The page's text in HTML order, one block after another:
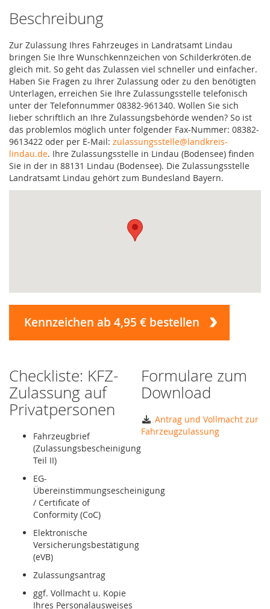
Beschreibung
Zur Zulassung Ihres Fahrzeuges in Landratsamt Lindau
bringen Sie Ihre Wunschkennzeichen von Schilderkröten.de
gleich mit. So geht das Zulassen viel schneller und einfacher.
Haben Sie Fragen zu Ihrer Zulassung oder zu den benötigten
Unterlagen, erreichen Sie Ihre Zulassungsstelle telefonisch
unter der Telefonnummer 08382-961340. Wollen Sie sich
lieber schriftlich an Ihre Zulassungsbehörde wenden? So ist
das problemlos möglich unter folgender Fax-Nummer: 08382-
9613422 oder per E-Mail: zulassungsstelle@landkreis-
lindau.de. Ihre Zulassungsstelle in Lindau (Bodensee) finden
Sie in der in 88131 Lindau (Bodensee). Die Zulassungsstelle
Landratsamt Lindau gehört zum Bundesland Bayern.
Kennzeichen ab 4,95 € bestellen
Checkliste: KFZ-
Zulassung auf
Privatpersonen
Fahrzeugbrief
(Zulassungsbescheinigung
Teil II)
EG-
Übereinstimmungsescheinigung
/ Certificate of
Conformity (CoC)
Elektronische
Versicherungsbestätigung
(eVB)
Zulassungsantrag
ggf. Vollmacht u. Kopie
Ihres Personalausweises
Formulare zum
Download
Antrag und Vollmacht zur
Fahrzeugzulassung